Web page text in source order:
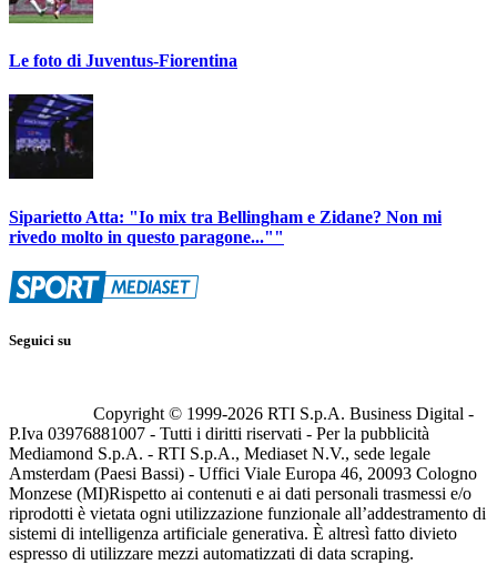
Le foto di Juventus-Fiorentina
Siparietto Atta: "Io mix tra Bellingham e Zidane? Non mi
rivedo molto in questo paragone...""
Seguici su
Copyright © 1999-2026 RTI S.p.A. Business Digital -
P.Iva 03976881007 - Tutti i diritti riservati - Per la pubblicità
Mediamond S.p.A. - RTI S.p.A., Mediaset N.V., sede legale
Amsterdam (Paesi Bassi) - Uffici Viale Europa 46, 20093 Cologno
Monzese (MI)Rispetto ai contenuti e ai dati personali trasmessi e/o
riprodotti è vietata ogni utilizzazione funzionale all’addestramento di
sistemi di intelligenza artificiale generativa. È altresì fatto divieto
espresso di utilizzare mezzi automatizzati di data scraping.